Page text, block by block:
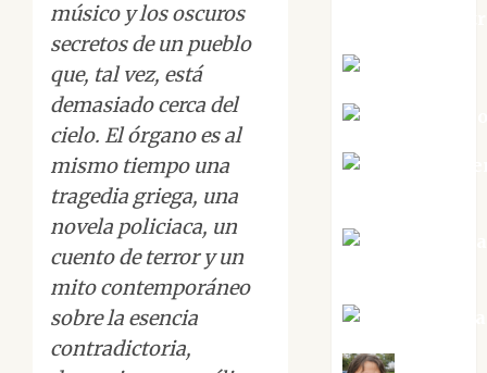
músico y los oscuros
secretos de un pueblo
que, tal vez, está
demasiado cerca del
cielo. El órgano es al
mismo tiempo una
tragedia griega, una
novela policiaca, un
cuento de terror y un
mito contemporáneo
sobre la esencia
contradictoria,